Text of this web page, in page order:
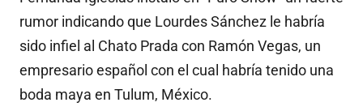
rumor indicando que Lourdes Sánchez le habría
sido infiel al Chato Prada con Ramón Vegas, un
empresario español con el cual habría tenido una
boda maya en Tulum, México.